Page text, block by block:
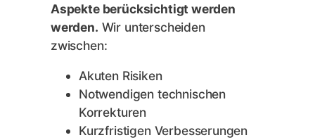
Aspekte berücksichtigt werden
werden. Wir unterscheiden
zwischen:
Akuten Risiken
Notwendigen technischen
Korrekturen
Kurzfristigen Verbesserungen